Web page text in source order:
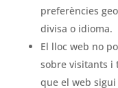
preferències
divisa o idioma.
El lloc web no
sobre visitants i
que el web